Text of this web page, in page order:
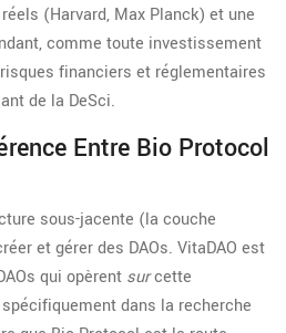
(Harvard, Max Planck) et une
comme toute investissement
financiers et réglementaires
de la DeSci.
Entre Bio Protocol
sous-jacente (la couche
et gérer des DAOs. VitaDAO est
qui opèrent surcette
dans la recherche